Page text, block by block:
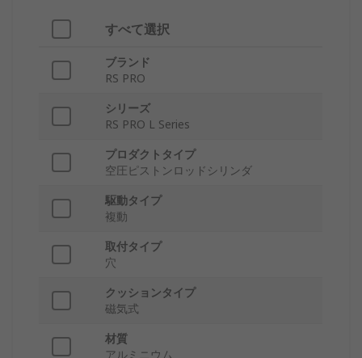
すべて選択
ブランド
RS PRO
シリーズ
RS PRO L Series
プロダクトタイプ
空圧ピストンロッドシリンダ
駆動タイプ
複動
取付タイプ
穴
クッションタイプ
磁気式
材質
アルミニウム